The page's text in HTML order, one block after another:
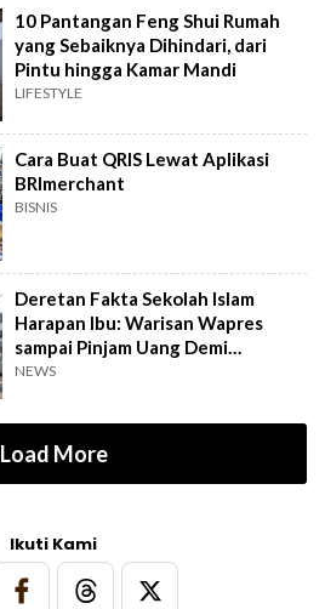
10 Pantangan Feng Shui Rumah
yang Sebaiknya Dihindari, dari
Pintu hingga Kamar Mandi
LIFESTYLE
Cara Buat QRIS Lewat Aplikasi
BRImerchant
BISNIS
Deretan Fakta Sekolah Islam
Harapan Ibu: Warisan Wapres
sampai Pinjam Uang Demi
Lapangan Padel
NEWS
Load More
Ikuti Kami